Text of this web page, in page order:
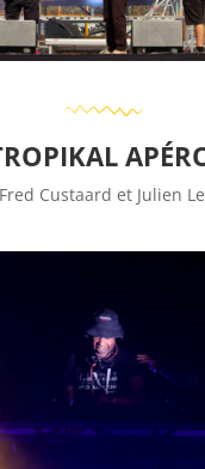
Custaard et Julien